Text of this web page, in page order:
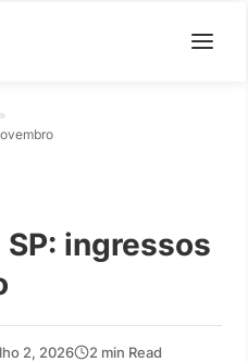
»
ingressos
2, 2026 2 min Read